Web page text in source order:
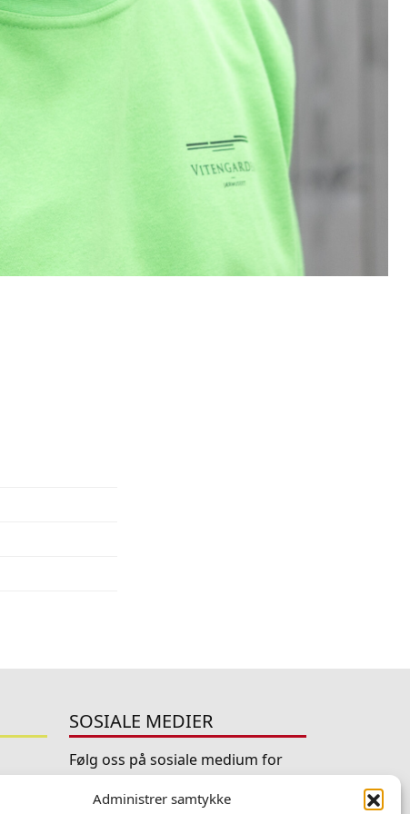
Administrer samtykke
SOSIALE MEDIER
Følg oss på sosiale medium for
nyheiter og tilbod